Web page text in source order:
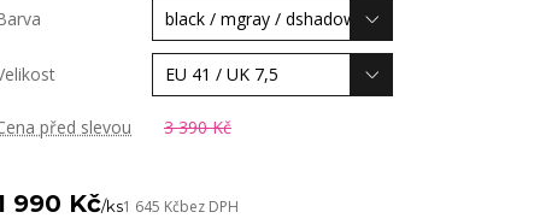
před slevou 3 390 Kč
990 Kč/ks1 645 Kčbez DPH